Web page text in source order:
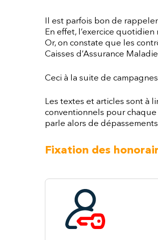
Il est parfois bon de
En effet, l’exercice
Or, on constate que les
Caisses d’Assurance
Ceci à la suite de
Les textes et articles sont à
conventionnels pour
parle alors de
Fixation des